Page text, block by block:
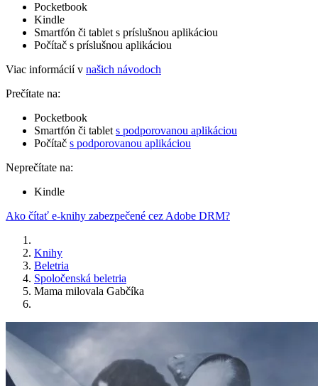
Pocketbook
Kindle
Smartfón či tablet s príslušnou aplikáciou
Počítač s príslušnou aplikáciou
Viac informácií v našich návodoch
Prečítate na:
Pocketbook
Smartfón či tablet s podporovanou aplikáciou
Počítač s podporovanou aplikáciou
Neprečítate na:
Kindle
Ako čítať e-knihy zabezpečené cez Adobe DRM?
Knihy
Beletria
Spoločenská beletria
Mama milovala Gabčíka